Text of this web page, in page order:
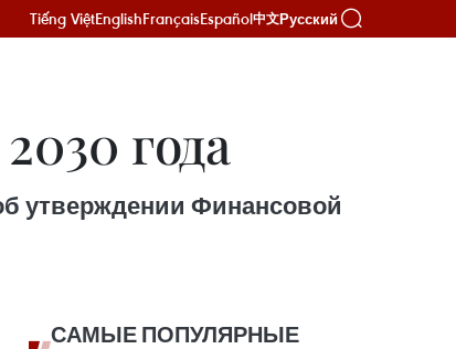
Tiếng ViệtEnglishFrançaisEspañol中文Русский
года
утверждении Финансовой
САМЫЕ ПОПУЛЯРНЫЕ